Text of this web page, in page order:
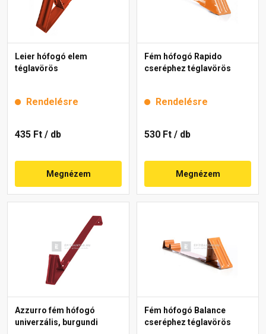
Leier hófogó elem
téglavörös
Rendelésre
435 Ft / db
Megnézem
Fém hófogó Rapido
cseréphez téglavörös
Rendelésre
530 Ft / db
Megnézem
Azzurro fém hófogó
univerzális, burgundi
Fém hófogó Balance
cseréphez téglavörös